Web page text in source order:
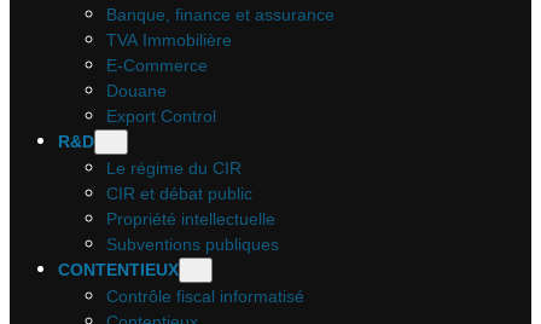
Banque, finance et assurance
TVA Immobilière
E-Commerce
Douane
Export Control
R&D
Le régime du CIR
CIR et débat public
Propriété intellectuelle
Subventions publiques
CONTENTIEUX
Contrôle fiscal informatisé